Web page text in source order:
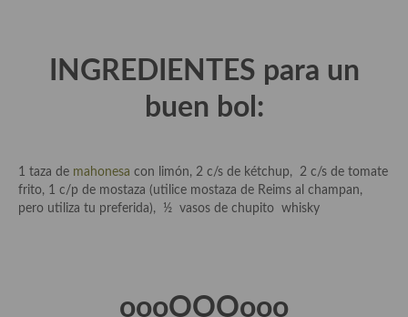
aditivos
Especias, mezclas de especias
INGREDIENTES para un
buen bol:
1 taza de mahonesa con limón, 2 c/s de kétchup, 2 c/s de tomate
frito, 1 c/p de mostaza (utilice mostaza de Reims al champan,
pero utiliza tu preferida), ½ vasos de chupito whisky
oooOOOooo